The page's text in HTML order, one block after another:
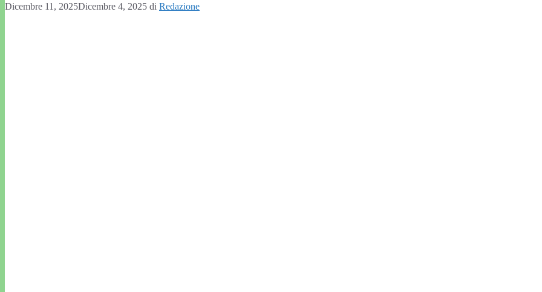
Dicembre 11, 2025Dicembre 4, 2025 di Redazione